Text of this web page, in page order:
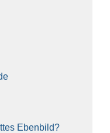
Eben­bild?